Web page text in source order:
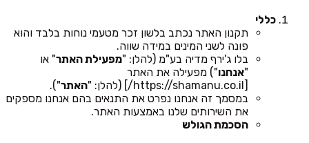
כללי
תקנון האתר נכתב בלשון זכר מטעמי נוחות בלבד והוא
פונה לשני המינים במידה שווה.
בלו ג'ירף מדיה בע"מ (להלן: "מפעילת האתר" או
"אנחנו") מפעילה את האתר
האתר").
במסמך זה אנחנו נפרט את התנאים בהם אנחנו מספקים
את השירותים שלנו באמצעות האתר.
הסכמת הגולש